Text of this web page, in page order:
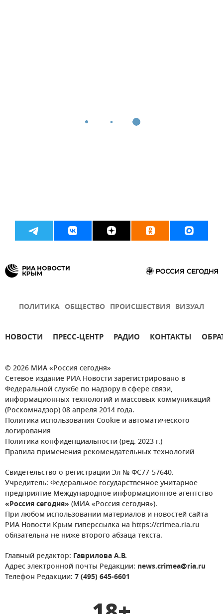
ПОЛИТИКА ОБЩЕСТВО ПРОИСШЕСТВИЯ ВИЗУАЛ
НОВОСТИ ПРЕСС-ЦЕНТР РАДИО КОНТАКТЫ
© 2026 МИА «Россия сегодня»
Сетевое издание РИА Новости зарегистрировано в
Федеральной службе по надзору в сфере связи,
информационных технологий и массовых коммуникаций
(Роскомнадзор) 08 апреля 2014 года.
Политика использования Cookie и автоматического
логирования
Политика конфиденциальности (ред. 2023 г.)
Правила применения рекомендательных технологий
Свидетельство о регистрации Эл № ФС77-57640.
Учредитель: Федеральное государственное унитарное
предприятие Международное информационное агентство
«Россия сегодня» (МИА «Россия сегодня»).
При любом использовании материалов и новостей сайта
РИА Новости Крым гиперссылка на https://crimea.ria.ru
обязательна не ниже второго абзаца текста.
Главный редактор: Гаврилова А.В.
Адрес электронной почты Редакции: news.crimea@ria.ru
Телефон Редакции: 7 (495) 645-6601